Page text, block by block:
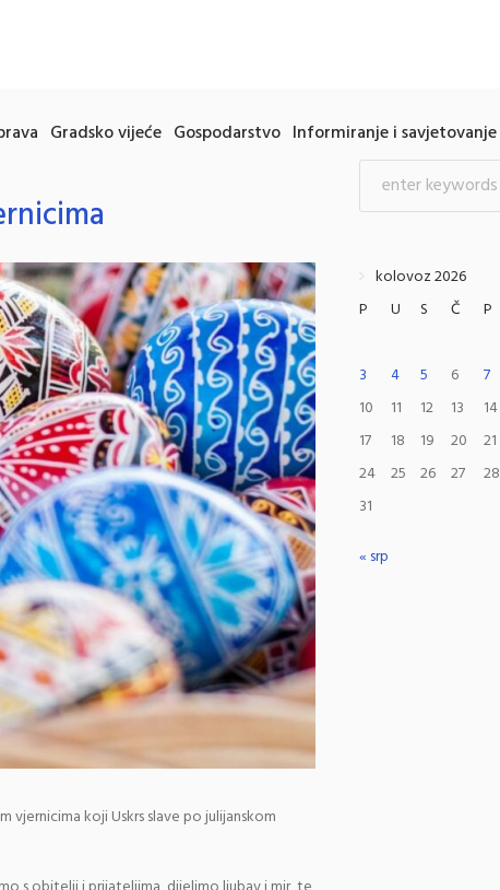
Gradsko vijeće Gospodarstvo Informiranje i savjetovanje
vjernicima koji Uskrs slave po julijanskom
kolovoz 2026
P
U S Č P
3
4 5 6 7
10
11 12 13 14
17
18 19 20 21
24
25 26 27 28
31
« srp